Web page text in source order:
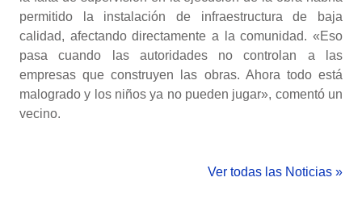
permitido la instalación de infraestructura de baja
calidad, afectando directamente a la comunidad. «Eso
pasa cuando las autoridades no controlan a las
empresas que construyen las obras. Ahora todo está
malogrado y los niños ya no pueden jugar», comentó un
vecino.
Ver todas las Noticias »